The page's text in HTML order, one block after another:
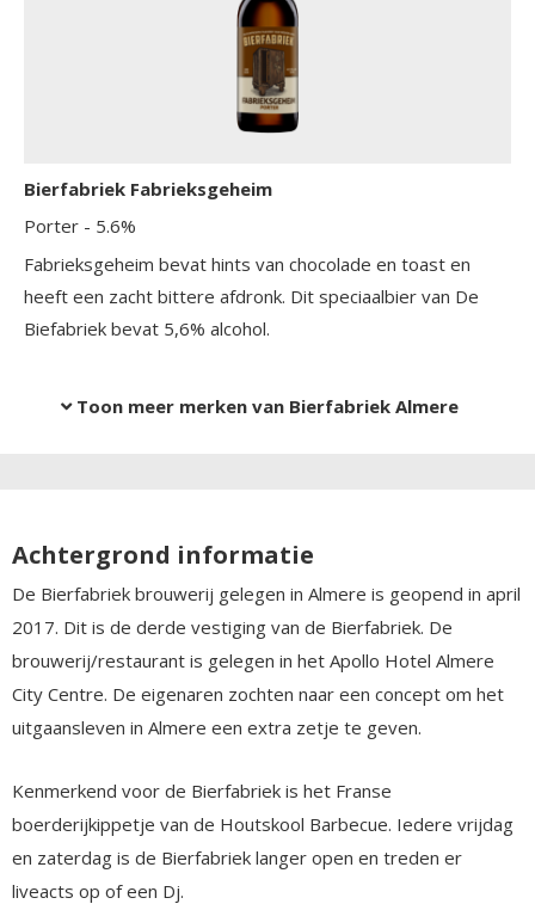
Bierfabriek Fabrieksgeheim
Porter - 5.6%
Fabrieksgeheim bevat hints van chocolade en toast en
heeft een zacht bittere afdronk. Dit speciaalbier van De
Biefabriek bevat 5,6% alcohol.
Toon meer merken van Bierfabriek Almere
Achtergrond informatie
De Bierfabriek brouwerij gelegen in Almere is geopend in april
2017. Dit is de derde vestiging van de Bierfabriek. De
brouwerij/restaurant is gelegen in het Apollo Hotel Almere
City Centre. De eigenaren zochten naar een concept om het
uitgaansleven in Almere een extra zetje te geven.
Kenmerkend voor de Bierfabriek is het Franse
boerderijkippetje van de Houtskool Barbecue. Iedere vrijdag
en zaterdag is de Bierfabriek langer open en treden er
liveacts op of een Dj.